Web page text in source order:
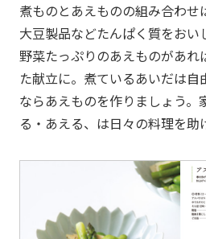
煮ものとあえものの組み合わせ
大豆製品などたんぱく質をおい
野菜たっぷりのあえものがあ
た献立に。煮ているあいだは自
ならあえものを作りましょう
る・あえる、は日々の料理を助